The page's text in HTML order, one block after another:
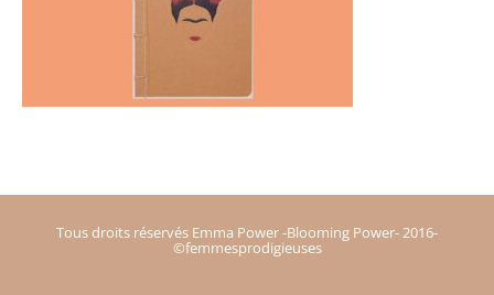
Tous droits réservés Emma Power -Blooming Power- 2016-
©femmesprodigieuses